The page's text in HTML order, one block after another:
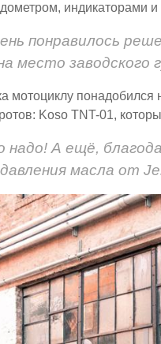
индикаторами
понравилось
место заводского
мотоциклу
Koso TNT-01,
надо! А ещё,
масла от